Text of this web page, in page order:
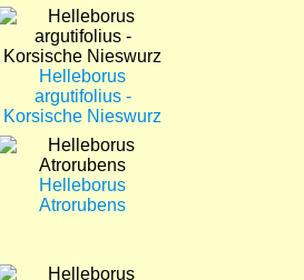
Bild
Helleborus
argutifolius -
Korsische Nieswurz
Bild
Helleborus
Atrorubens
Bild